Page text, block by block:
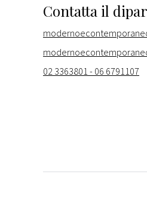
Contatta il
02 3363801 - 06 6791107